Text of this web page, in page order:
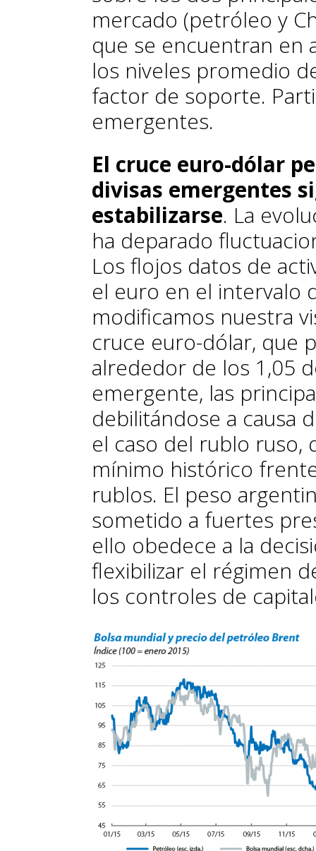
mercado (petróleo y
que se encuentran en
los niveles promedio
factor de soporte.
emergentes.
El cruce euro-dólar
divisas emergentes
estabilizarse. La
ha deparado
Los flojos datos de
el euro en el intervalo
modificamos nuestra
cruce euro-dólar, que
alrededor de los 1,05
emergente, las
debilitándose a causa
el caso del rublo ruso,
mínimo histórico
rublos. El peso
sometido a fuertes
ello obedece a la
flexibilizar el régimen
los controles de